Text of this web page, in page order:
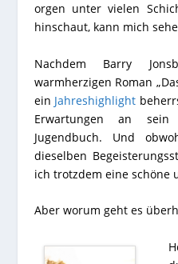
orgen unter vielen
hinschaut, kann mich
Nachdem Barry
warmherzigen Roman
ein Jahreshighlight
Erwartungen an
Jugendbuch. Und
dieselben
ich trotzdem eine schöne
Aber worum geht es